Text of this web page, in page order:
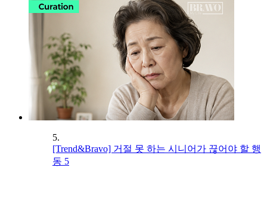
5.
[Trend&Bravo] 거절 못 하는 시니어가 끊어야 할 행
동 5